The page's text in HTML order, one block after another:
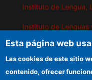
Instituto de Lengua,
Instituto de Lenguas
Instituto de Políticas
Esta página web
Las cookies de este sitio
contenido, ofrecer